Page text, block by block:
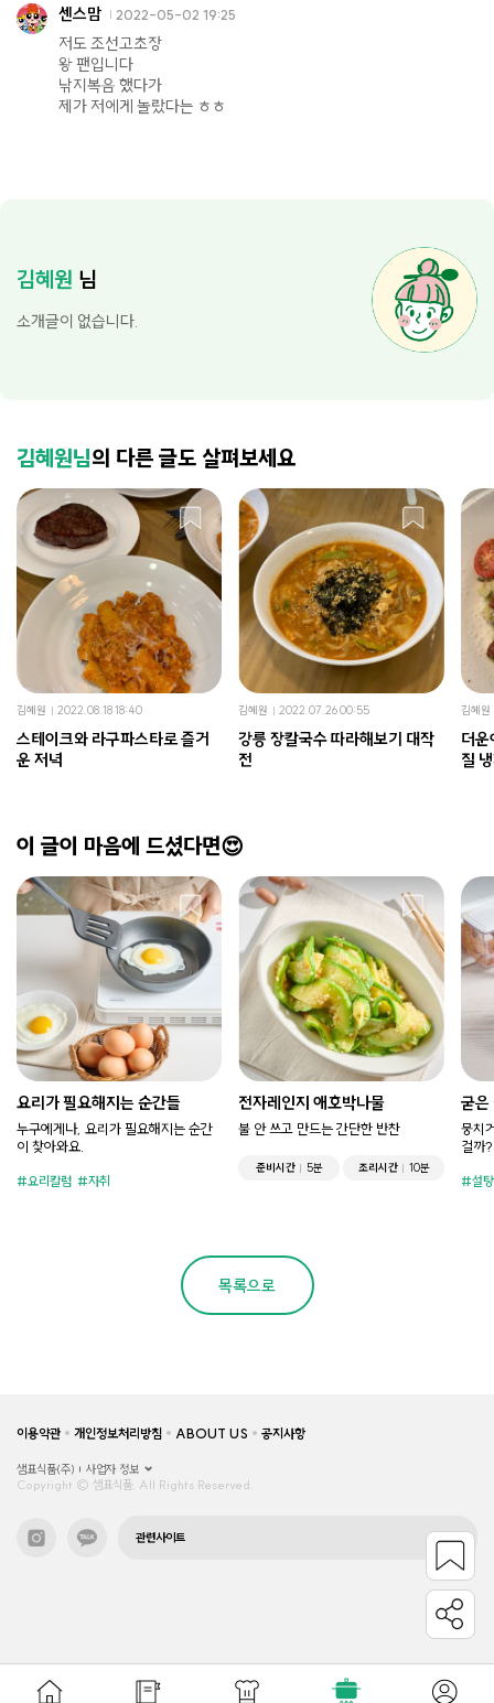
센스맘 2022-05-02 19:25
저도 조선고초장
왕 팬입니다
낚지복음 했다가
제가 저에게 놀랐다는 ㅎㅎ
김혜원 님
소개글이 없습니다.
김혜원님의 다른 글도 살펴보세요
김혜원 2022.08.18 18:40
스테이크와 라구파스타로 즐거
운 저녁
김혜원 2022.07.26 00:55
강릉 장칼국수 따라해보기 대작
전
김혜원
더운
질
이 글이 마음에 드셨다면😍
요리가 필요해지는 순간들
누구에게나, 요리가 필요해지는 순간
이 찾아와요.
요리칼럼 자취
전자레인지 애호박나물
불 안 쓰고 만드는 간단한 반찬
준비시간 5분 조리시간 10분
굳은
뭉치
걸까?
설탕
목록으로
이용약관 개인정보처리방침 ABOUT US 공지사항
샘표식품(주)
사업자 정보
Copyright © 샘표식품, All Rights Reserved.
관련사이트